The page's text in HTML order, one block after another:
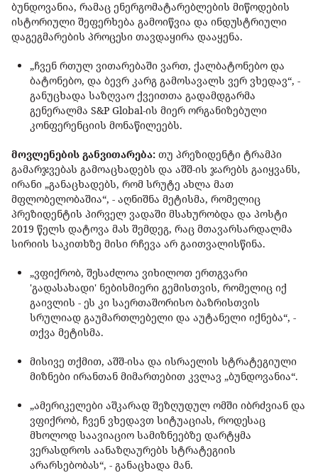
ბუნდოვანია, რამაც ენერგომატარებლების მიწოდების
ისტორიული შეფერხება გამოიწვია და ინდუსტრიული
დაგეგმარების პროცესი თავდაყირა დააყენა.
„ჩვენ რთულ ვითარებაში ვართ, ქალბატონებო და
ბატონებო, და ბევრ კარგ გამოსავალს ვერ ვხედავ“, -
განუცხადა საზღვაო ქვეითთა გადამდგარმა
გენერალმა S&P Global-ის მიერ ორგანიზებული
კონფერენციის მონაწილეებს.
მოვლენების განვითარება: თუ პრეზიდენტი ტრამპი
გამარჯვებას გამოაცხადებს და აშშ-ის ჯარებს გაიყვანს,
ირანი „განაცხადებს, რომ სრუტე ახლა მათ
მფლობელობაშია“, - აღნიშნა მეტისმა, რომელიც
პრეზიდენტის პირველ ვადაში მსახურობდა და პოსტი
2019 წელს დატოვა მას შემდეგ, რაც მთავარსარდალმა
სირიის საკითხზე მისი რჩევა არ გაითვალისწინა.
„ვფიქრობ, შესაძლოა ვიხილოთ ერთგვარი
'გადასახადი' ნებისმიერი გემისთვის, რომელიც იქ
გაივლის - ეს კი საერთაშორისო ბაზრისთვის
სრულიად გაუმართლებელი და აუტანელი იქნება“, -
თქვა მეტისმა.
მისივე თქმით, აშშ-ისა და ისრაელის სტრატეგიული
მიზნები ირანთან მიმართებით კვლავ „ბუნდოვანია“.
„ამერიკელები აშკარად შეზღუდულ ომში იბრძვიან და
ვფიქრობ, ჩვენ ვხედავთ სიტუაციას, როდესაც
მხოლოდ საავიაციო სამიზნეებზე დარტყმა
ვერასდროს აანაზღაურებს სტრატეგიის
არარსებობას“, - განაცხადა მან.